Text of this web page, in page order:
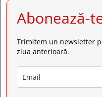
Abonează-
Trimitem un newsletter
ziua anterioară.